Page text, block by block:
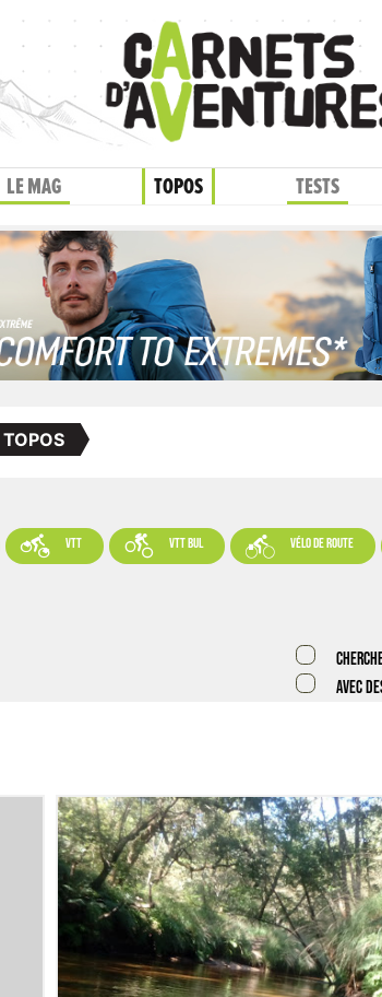
LE MAG TOPOS TESTS
 VTT  VTT BUL  vélo de route
Avec